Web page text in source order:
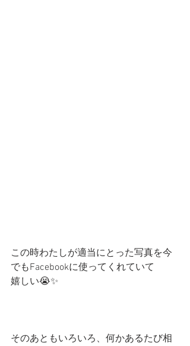
この時わたしが適当にとった写真を今
でもFacebookに使ってくれていて
嬉しい😭✨
そのあともいろいろ、何かあるたび相